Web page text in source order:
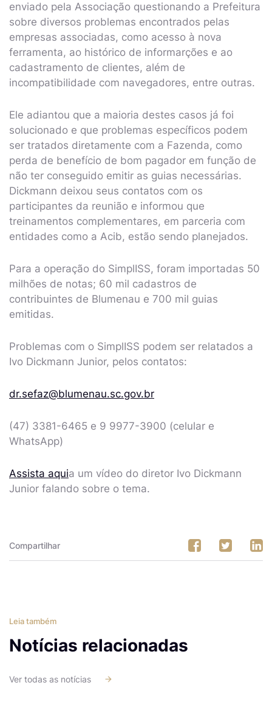
enviado pela Associação questionando a Prefeitura
sobre diversos problemas encontrados pelas
empresas associadas, como acesso à nova
ferramenta, ao histórico de informarções e ao
cadastramento de clientes, além de
incompatibilidade com navegadores, entre outras.
Ele adiantou que a maioria destes casos já foi
solucionado e que problemas específicos podem
ser tratados diretamente com a Fazenda, como
perda de benefício de bom pagador em função de
não ter conseguido emitir as guias necessárias.
Dickmann deixou seus contatos com os
participantes da reunião e informou que
treinamentos complementares, em parceria com
entidades como a Acib, estão sendo planejados.
Para a operação do SimplISS, foram importadas 50
milhões de notas; 60 mil cadastros de
contribuintes de Blumenau e 700 mil guias
emitidas.
Problemas com o SimplISS podem ser relatados a
Ivo Dickmann Junior, pelos contatos:
dr.sefaz@blumenau.sc.gov.br
(47) 3381-6465 e 9 9977-3900 (celular e
WhatsApp)
Assista aquia um vídeo do diretor Ivo Dickmann
Junior falando sobre o tema.
Compartilhar
Leia também
Notícias relacionadas
Ver todas as notícias